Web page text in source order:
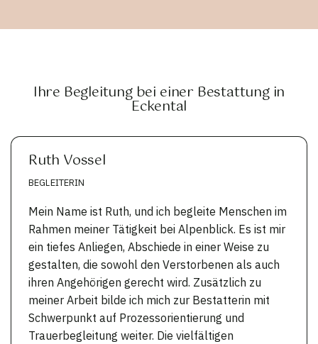
Ihre Begleitung bei einer Bestattung in
Eckental
Ruth Vossel
BEGLEITERIN
Mein Name ist Ruth, und ich begleite Menschen im
Rahmen meiner Tätigkeit bei Alpenblick. Es ist mir
ein tiefes Anliegen, Abschiede in einer Weise zu
gestalten, die sowohl den Verstorbenen als auch
ihren Angehörigen gerecht wird. Zusätzlich zu
meiner Arbeit bilde ich mich zur Bestatterin mit
Schwerpunkt auf Prozessorientierung und
Trauerbegleitung weiter. Die vielfältigen